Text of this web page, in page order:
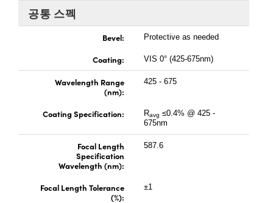
Microscopes
Components
Components
공통 스펙
Bevel: Protective as needed
Coating: VIS 0° (425-675nm)
Wavelength Range
(nm):
425 - 675
Coating Specification: Ravg ≤0.4% @ 425 -
675nm
Focal Length
Specification
Wavelength (nm):
587.6
Focal Length Tolerance
(%):
±1